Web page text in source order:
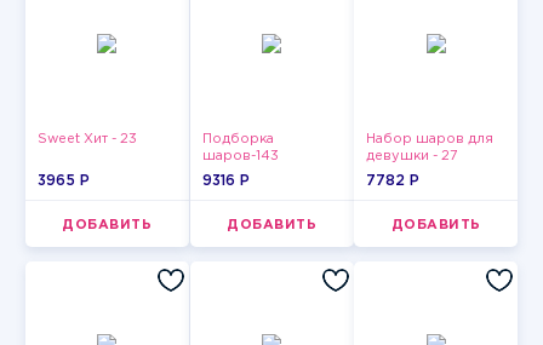
Sweet Хит - 23
3965 P
ДОБАВИТЬ
Подборка
шаров-143
9316 P
ДОБАВИТЬ
Набор шаров для
девушки - 27
7782 P
ДОБАВИТЬ